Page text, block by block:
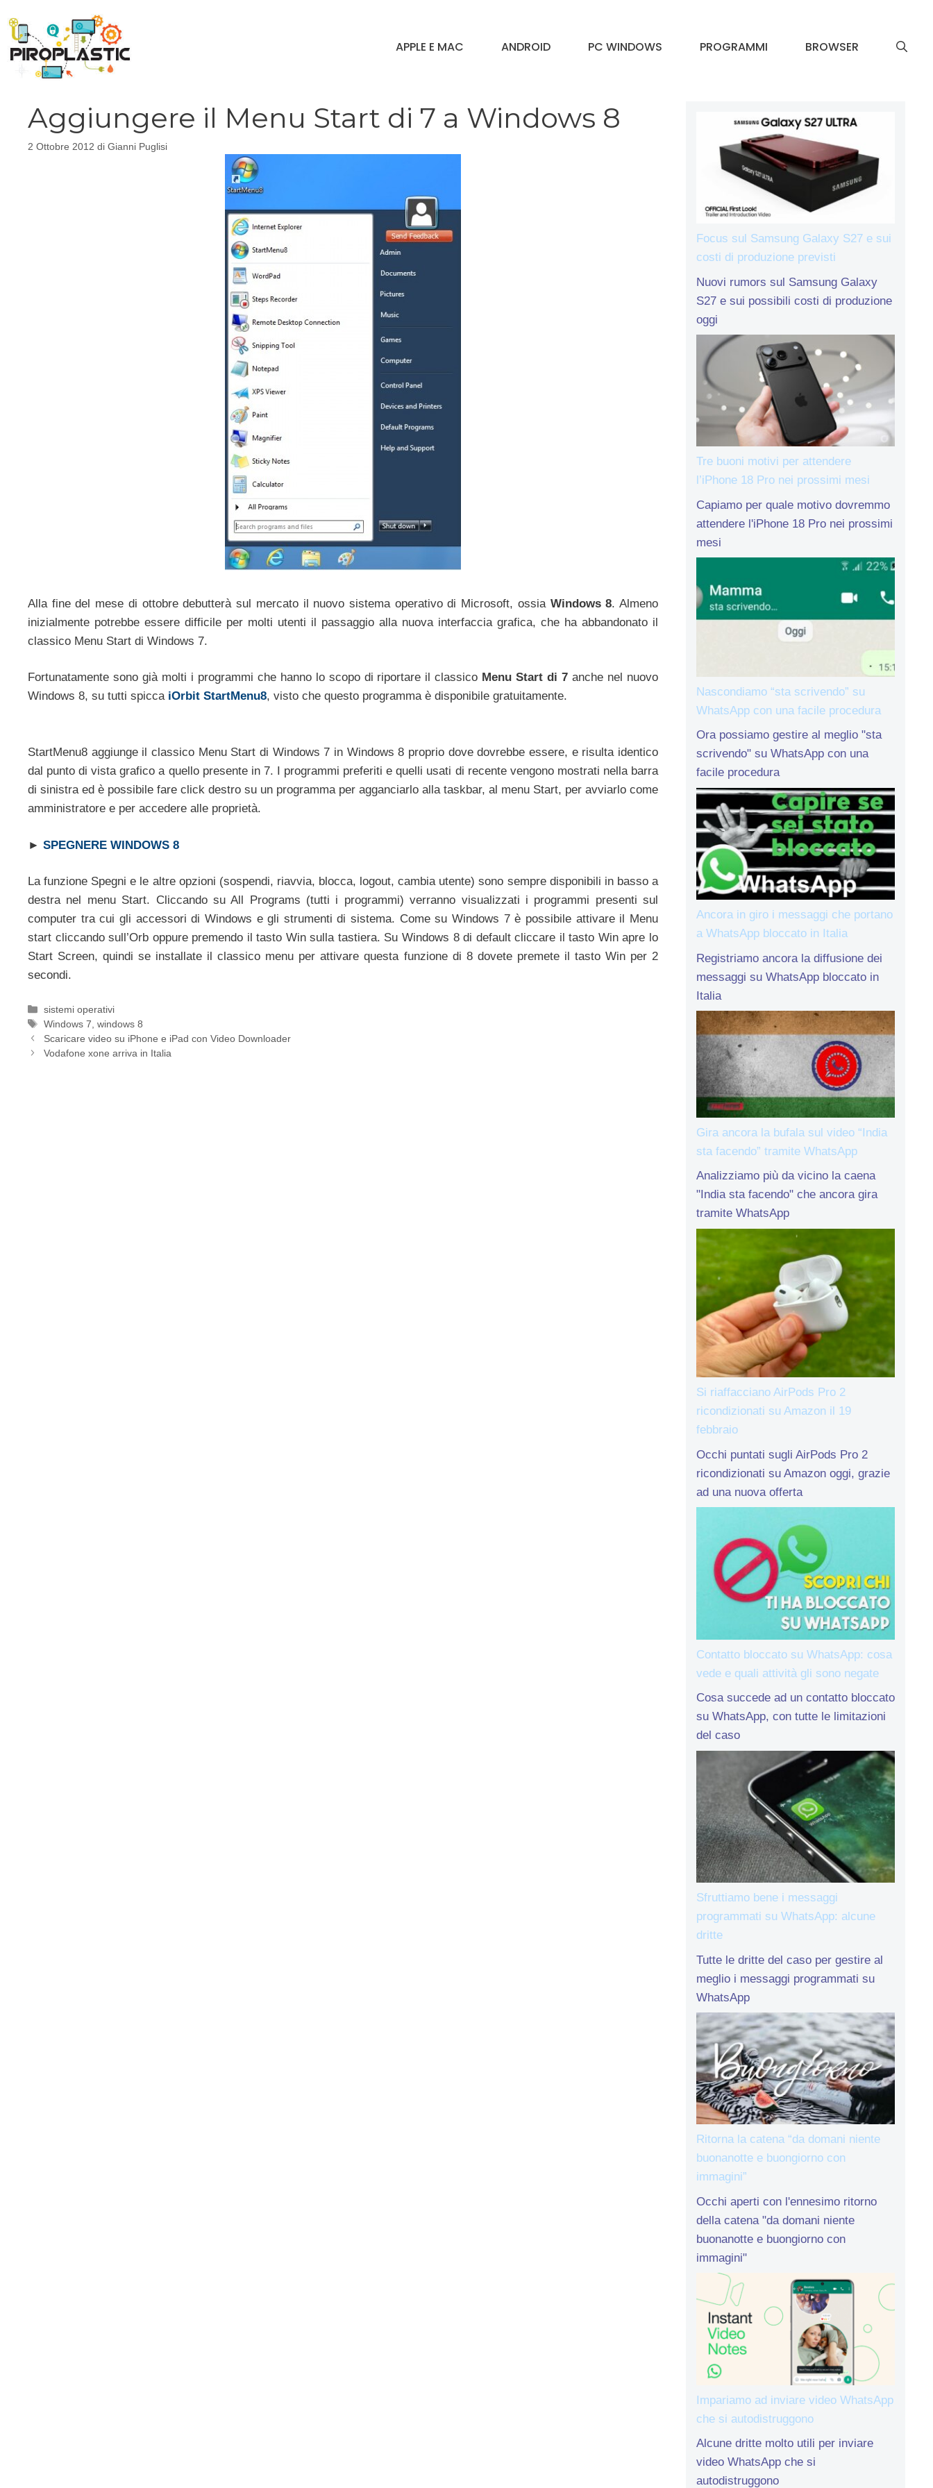
contenuto
APPLE E MAC ANDROID PC WINDOWS PROGRAMMI BROWSER
Aggiungere il Menu Start di 7 a Windows 8
2 Ottobre 2012 di Gianni Puglisi
Alla fine del mese di ottobre debutterà sul mercato il nuovo sistema operativo di Microsoft, ossia Windows 8. Almeno
inizialmente potrebbe essere difficile per molti utenti il passaggio alla nuova interfaccia grafica, che ha abbandonato il
classico Menu Start di Windows 7.
Fortunatamente sono già molti i programmi che hanno lo scopo di riportare il classico Menu Start di 7 anche nel nuovo
Windows 8, su tutti spicca iOrbit StartMenu8, visto che questo programma è disponibile gratuitamente.
StartMenu8 aggiunge il classico Menu Start di Windows 7 in Windows 8 proprio dove dovrebbe essere, e risulta identico
dal punto di vista grafico a quello presente in 7. I programmi preferiti e quelli usati di recente vengono mostrati nella barra
di sinistra ed è possibile fare click destro su un programma per agganciarlo alla taskbar, al menu Start, per avviarlo come
amministratore e per accedere alle proprietà.
► SPEGNERE WINDOWS 8
La funzione Spegni e le altre opzioni (sospendi, riavvia, blocca, logout, cambia utente) sono sempre disponibili in basso a
destra nel menu Start. Cliccando su All Programs (tutti i programmi) verranno visualizzati i programmi presenti sul
computer tra cui gli accessori di Windows e gli strumenti di sistema. Come su Windows 7 è possibile attivare il Menu
start cliccando sull’Orb oppure premendo il tasto Win sulla tastiera. Su Windows 8 di default cliccare il tasto Win apre lo
Start Screen, quindi se installate il classico menu per attivare questa funzione di 8 dovete premete il tasto Win per 2
secondi.
Categorie
sistemi operativi
Tag
Windows 7 ,windows 8
Scaricare video su iPhone e iPad con Video Downloader
Vodafone xone arriva in Italia
Focus sul Samsung Galaxy S27 e sui
costi di produzione previsti
Nuovi rumors sul Samsung Galaxy
S27 e sui possibili costi di produzione
oggi
Tre buoni motivi per attendere
l’iPhone 18 Pro nei prossimi mesi
Capiamo per quale motivo dovremmo
attendere l'iPhone 18 Pro nei prossimi
mesi
Nascondiamo “sta scrivendo” su
WhatsApp con una facile procedura
Ora possiamo gestire al meglio "sta
scrivendo" su WhatsApp con una
facile procedura
Ancora in giro i messaggi che portano
a WhatsApp bloccato in Italia
Registriamo ancora la diffusione dei
messaggi su WhatsApp bloccato in
Italia
Gira ancora la bufala sul video “India
sta facendo” tramite WhatsApp
Analizziamo più da vicino la caena
"India sta facendo" che ancora gira
tramite WhatsApp
Si riaffacciano AirPods Pro 2
ricondizionati su Amazon il 19
febbraio
Occhi puntati sugli AirPods Pro 2
ricondizionati su Amazon oggi, grazie
ad una nuova offerta
Contatto bloccato su WhatsApp: cosa
vede e quali attività gli sono negate
Cosa succede ad un contatto bloccato
su WhatsApp, con tutte le limitazioni
del caso
Sfruttiamo bene i messaggi
programmati su WhatsApp: alcune
dritte
Tutte le dritte del caso per gestire al
meglio i messaggi programmati su
WhatsApp
Ritorna la catena “da domani niente
buonanotte e buongiorno con
immagini”
Occhi aperti con l'ennesimo ritorno
della catena "da domani niente
buonanotte e buongiorno con
immagini"
Impariamo ad inviare video WhatsApp
che si autodistruggono
Alcune dritte molto utili per inviare
video WhatsApp che si
autodistruggono